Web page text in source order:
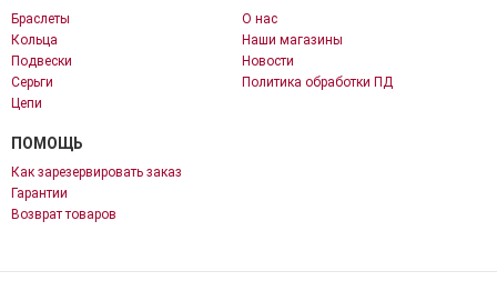
Браслеты
Кольца
Подвески
Серьги
Цепи
О нас
Наши магазины
Новости
Политика обработки ПД
ПОМОЩЬ
Как зарезервировать заказ
Гарантии
Возврат товаров